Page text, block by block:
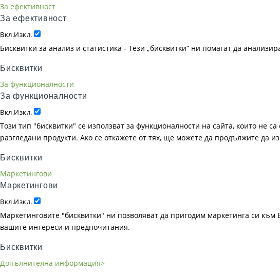
За ефективност
За ефективност
Вкл.Изкл.
Бисквитки за анализ и статистика - Тези „бисквитки“ ни помагат да
Бисквитки
За функционалности
За функционалности
Вкл.Изкл.
Този тип "бисквитки" се използват за функционалности на сайта, които не
разгледани продукти. Ако се откажете от тях, ще можете да продължите да
Бисквитки
Маркетингови
Маркетингови
Вкл.Изкл.
Маркетинговите "бисквитки" ни позволяват да пригодим маркетинга си
вашите интереси и предпочитания.
Бисквитки
Допълнителна информация>